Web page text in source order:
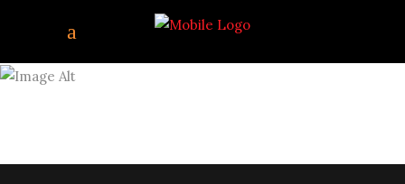
CAPTURE D’ÉCRAN
2018-03-08 À